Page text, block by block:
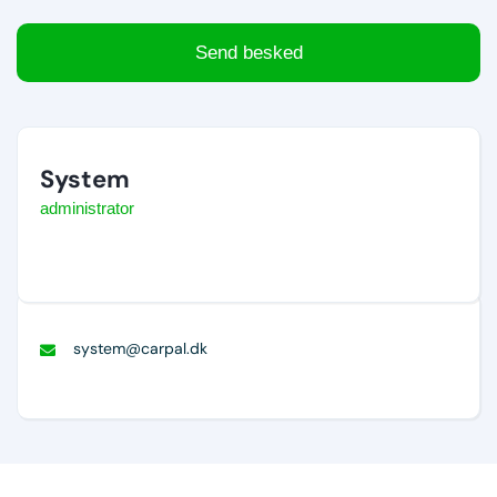
Send besked
System
administrator
system@carpal.dk